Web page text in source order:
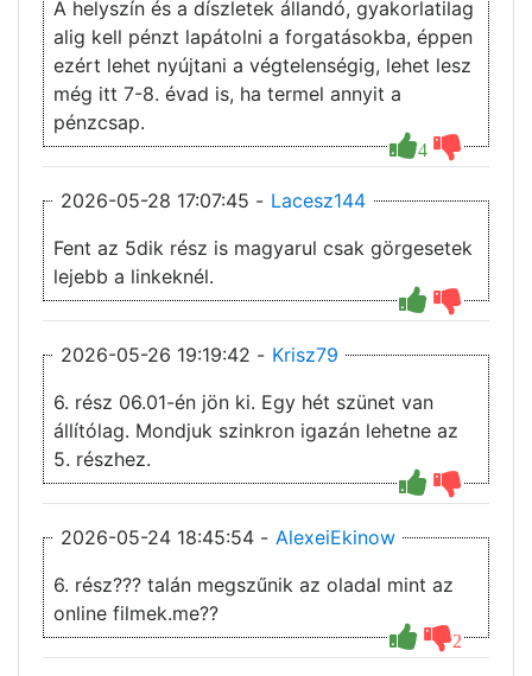
4
A helyszín és a díszletek állandó, gyakorlatilag
alig kell pénzt lapátolni a forgatásokba, éppen
ezért lehet nyújtani a végtelenségig, lehet lesz
még itt 7-8. évad is, ha termel annyit a
pénzcsap.
2026-05-28 17:07:45 - Lacesz144
Fent az 5dik rész is magyarul csak görgesetek
lejebb a linkeknél.
2026-05-26 19:19:42 - Krisz79
6. rész 06.01-én jön ki. Egy hét szünet van
állítólag. Mondjuk szinkron igazán lehetne az
5. részhez.
2026-05-24 18:45:54 - AlexeiEkinow
2
6. rész??? talán megszűnik az oladal mint az
online filmek.me??